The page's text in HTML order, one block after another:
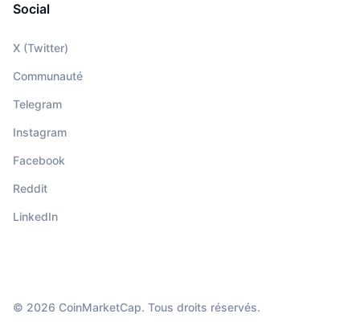
Social
X (Twitter)
Communauté
Telegram
Instagram
Facebook
Reddit
LinkedIn
© 2026 CoinMarketCap. Tous droits réservés.